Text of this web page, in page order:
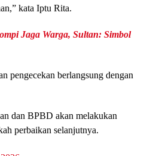
kata Iptu Rita.
Jaga Warga, Sultan: Simbol
pengecekan berlangsung dengan
dan BPBD akan melakukan
perbaikan selanjutnya.